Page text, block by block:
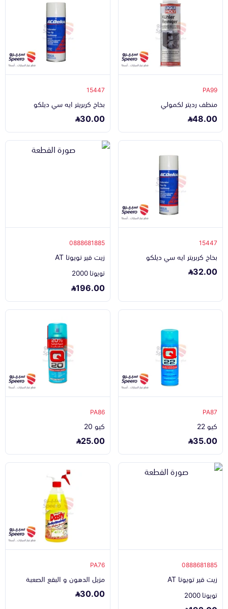
PA99
منظف رديتر لكمولي
48.00
15447
بخاخ كربريتر ايه سي ديلكو
30.00
15447
بخاخ كربريتر ايه سي ديلكو
32.00
0888681885
زيت قير تويوتا AT
تويوتا 2000
196.00
PA87
كيو 22
35.00
PA86
كيو 20
25.00
0888681885
زيت قير تويوتا AT
تويوتا 2000
PA76
مزيل الدهون و البقع الصعبة
30.00